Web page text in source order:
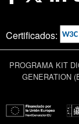
Certificados:
PROGRAMA KIT
GENERATION